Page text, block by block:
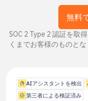
ブログ
無料
SOC 2 Type 2 認証を取
くまでお客様のものとな
AIアシスタントを検出
第三者による検証済み